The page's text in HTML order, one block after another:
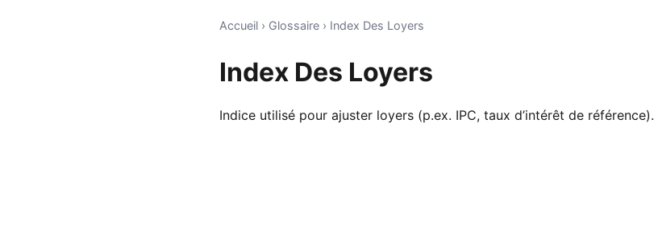
Accueil › Glossaire › Index Des Loyers
Index Des Loyers
Indice utilisé pour ajuster loyers (p.ex. IPC, taux d’intérêt de référence).